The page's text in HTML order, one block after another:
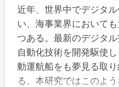
近年、世界中でデジタ
い、海事業界において
つある。最新のデジタ
自動化技術を開発駆使
動運航船をも夢見る取
る。本研究ではこのよ